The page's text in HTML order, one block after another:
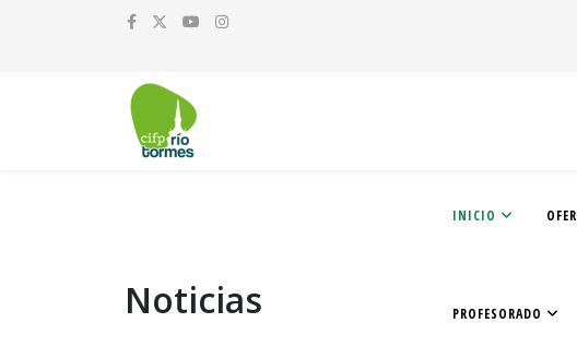
INICIO
PROFESORADO
Noticias